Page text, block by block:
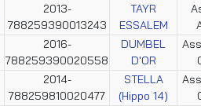
2013-
788259390013243
TAYR
ESSALEM
2016-
788259390020558
DUMBEL
D'OR
2014-
788259810020477
STELLA
(Hippo 14)